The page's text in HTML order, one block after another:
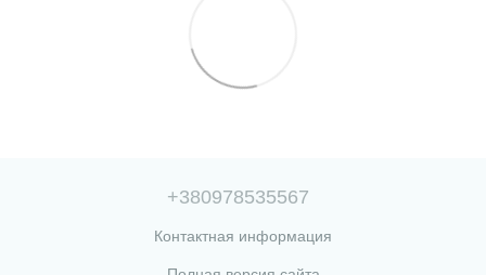
+380978535567
Контактная информация